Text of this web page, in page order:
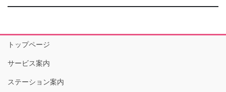
トップページ
サービス案内
ステーション案内